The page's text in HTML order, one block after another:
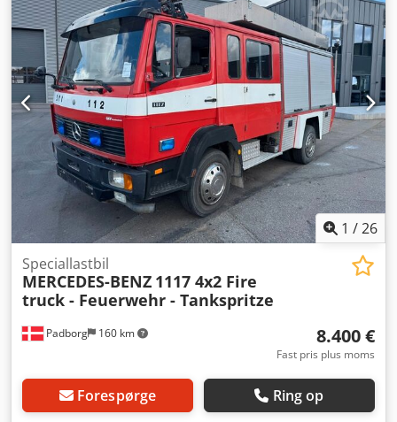
1 /26
Padborg 160 km
Speciallastbil
MERCEDES-BENZ 1117 4x2 Fire
truck - Feuerwehr - Tankspritze
8.400 €
Fast pris plus moms
Forespørge Ring op